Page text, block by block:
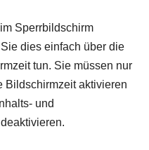
Sperrbildschirm
dies einfach über die
tun. Sie müssen nur
Bildschirmzeit aktivieren
und